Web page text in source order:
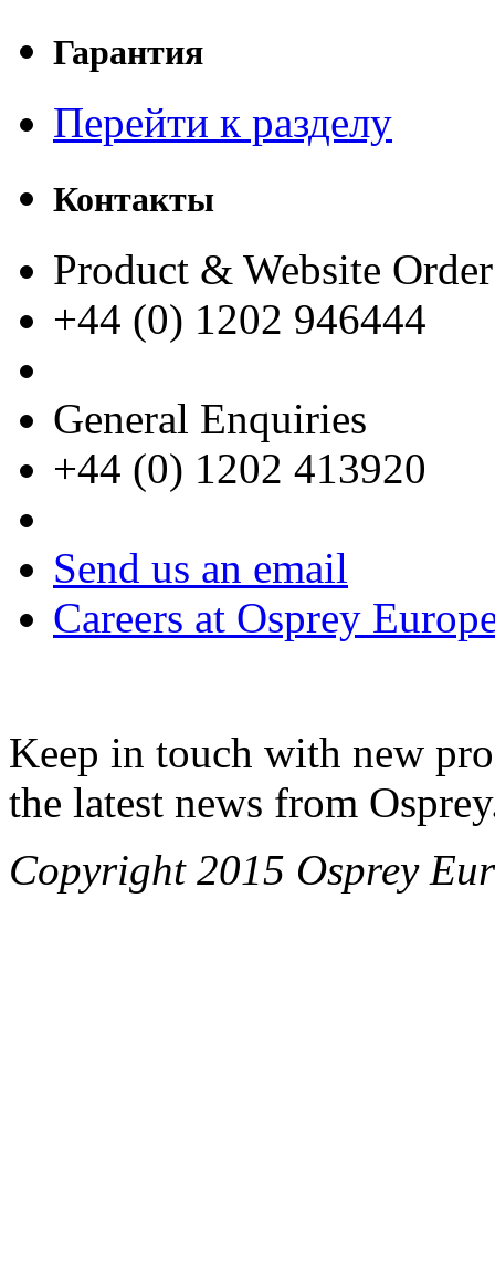
Гарантия
Перейти к разделу
Контакты
Product & Website
+44 (0) 1202 946444
General Enquiries
+44 (0) 1202 413920
Send us an email
Careers at Osprey
Keep in touch with new
the latest news from
Copyright 2015 Osprey